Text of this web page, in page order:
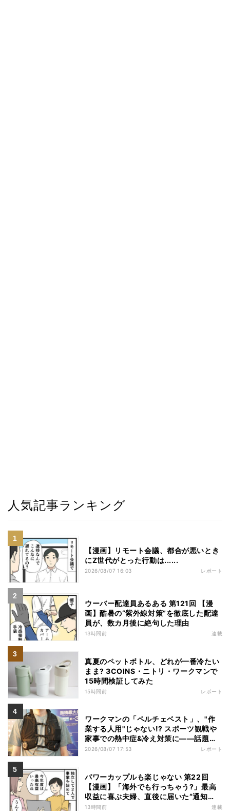
人気記事ランキング
【漫画】リモート会議、都合が悪いとき
にZ世代がとった行動は......
2026/08/07 16:03 レポート
ウーバー配達員あるある 第121回 【漫
画】酷暑の“紫外線対策”を徹底した配達
員が、数カ月後に絶句した理由
13時間前 連載
真夏のペットボトル、どれが一番冷たい
まま? 3COINS・ニトリ・ワークマンで
15時間検証してみた
15時間前 レポート
ワークマンの「ペルチェベスト」、"作
業する人用"じゃない!? スポーツ観戦や
家事での熱中症&冷え対策に――話題の
商品を徹底検証
2026/08/07 17:53 レポート
パワーカップルも楽じゃない 第22回
【漫画】「海外でも行っちゃう?」最高
収益に喜ぶ夫婦、直後に届いた“通知
書”で現実に戻された
13時間前 連載